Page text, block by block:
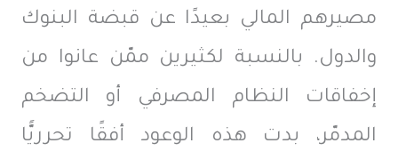
مصيرهم المالي بعيدًا عن قبضة البنوك
والدول. بالنسبة لكثيرين ممّن عانوا من
إخفاقات النظام المصرفي أو التضخم
المدمّر، بدت هذه الوعود أفقًا تحرريًّا